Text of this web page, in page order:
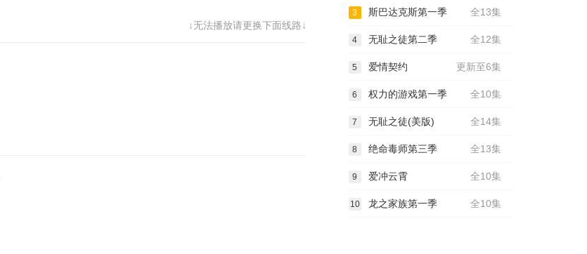
↓无法播放请更换下面线路↓
全13集
3 斯巴达克斯第一季
全12集
4 无耻之徒第二季
更新至6集
5 爱情契约
全10集
6 权力的游戏第一季
全14集
7 无耻之徒(美版)
全13集
8 绝命毒师第三季
全10集
9 爱冲云霄
全10集
10 龙之家族第一季